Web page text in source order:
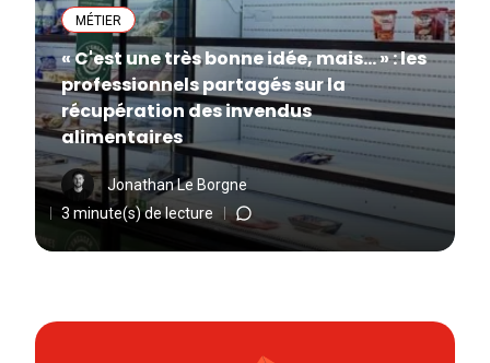
MÉTIER
« C'est une très bonne idée, mais... » : les
professionnels partagés sur la
récupération des invendus
alimentaires
Jonathan Le Borgne
3 minute(s) de lecture